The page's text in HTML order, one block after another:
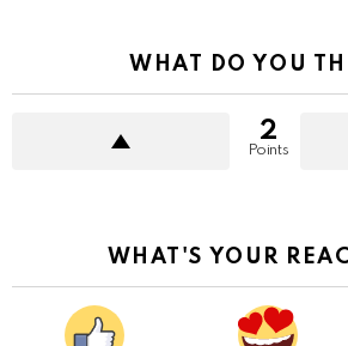
WHAT DO YOU
2
Points
WHAT'S YOUR